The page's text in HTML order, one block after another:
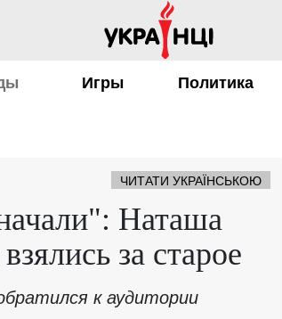
Игры Политика
ЧИТАТИ УКРАЇНСЬКОЮ
Наташа
за старое
к аудитории